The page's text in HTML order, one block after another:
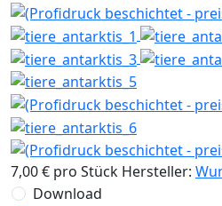
7,00 € pro Stück Hersteller:
Download